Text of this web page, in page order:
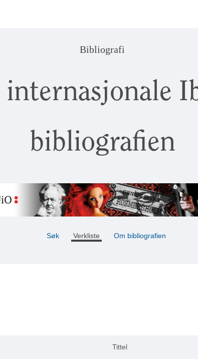
Bibliografi
internasjonale
bibliografien
Søk Verkliste Om bibliografien
Tittel